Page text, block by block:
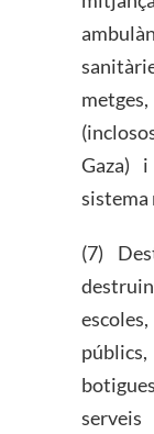
Gaza)
sistema
(7)